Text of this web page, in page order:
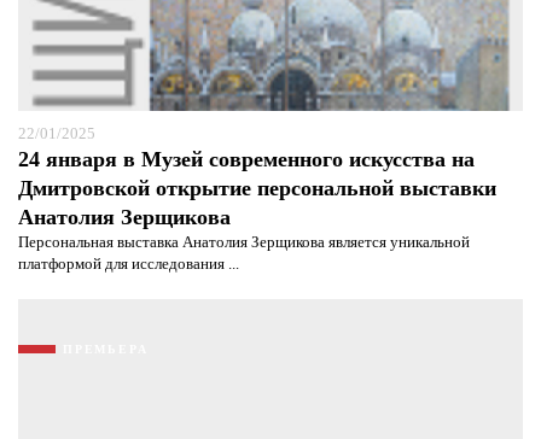
22/01/2025
24 января в Музей современного искусства на
Дмитровской открытие персональной выставки
Анатолия Зерщикова
Персональная выставка Анатолия Зерщикова является уникальной
платформой для исследования ...
Я согласен сполитикой конфиденциальности и
защиты информации*
Я согласен с
политикой конфиденциальности и
защиты информации*